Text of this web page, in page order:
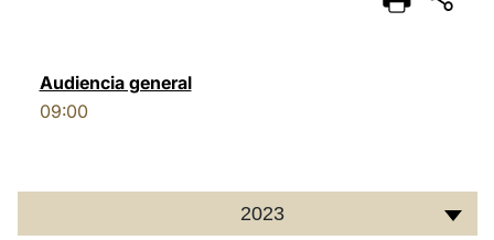
Audiencia general
09:00
2023